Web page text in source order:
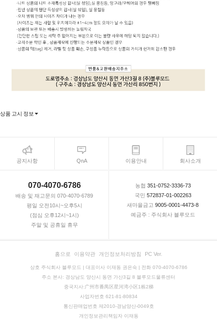
상품 고시 정보
공지사항 QnA 이용안내 회사소개
070-4070-6786
배송 및 재고문의 070-4070-6789
평일 오전10시~오후5시
(점심 오후12시~1시)
주말 및 공휴일 휴무
농협 351-0752-3336-73
국민 572837-01-002263
새마을금고 9005-0001-4473-8
예금주 : 주식회사 블루모드
홈으로 이용약관 개인정보처리방침 PC Ver.
상호 주식회사 블루모드 | 대표이사 이재동 권은숙 | 전화 070-4070-6786
주소 본사: 경상남도 양산시 동면 가산3길 8 블루모드물류센터
중국지사:广州市番禺区星河湾小区1栋2梯
사업자번호 621-81-80834
통신판매업번호 제2010-경남양산-0049호
개인정보관리책임자 이재동